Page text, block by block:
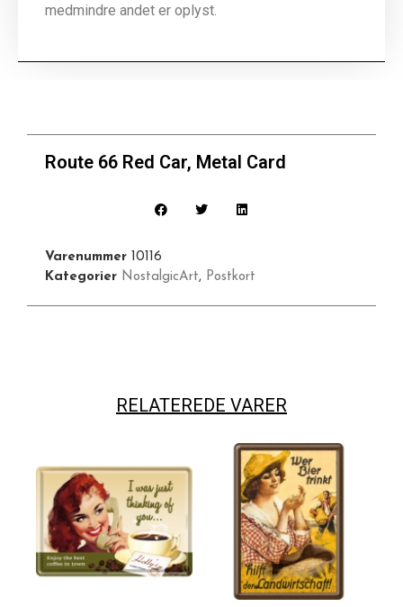
medmindre andet er oplyst.
Route 66 Red Car, Metal Card
Varenummer 10116
Kategorier NostalgicArt, Postkort
RELATEREDE VARER